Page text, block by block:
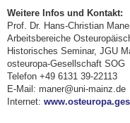
Weitere Infos und Kontakt:
Prof. Dr. Hans-Christian
Arbeitsbereiche
Historisches Seminar, JGU
osteuropa-Gesellschaft SOG
Telefon +49 6131 39-22113
E-Mail: maner@uni-mainz.de
Internet: